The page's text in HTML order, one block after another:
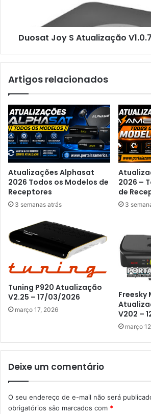
Duosat Joy S Atualização
Artigos relacionados
Atualizações Alphasat
2026 Todos os Modelos de
Receptores
3 semanas atrás
2026 –
de
3
Tuning P920 Atualização
V2.25 – 17/03/2026
março 17, 2026
Freesky
V202 –
março
Deixe um comentário
O seu endereço de e-mail não será
obrigatórios são marcados com *